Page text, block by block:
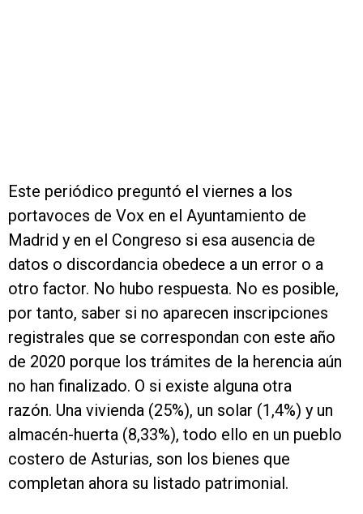
Este periódico preguntó el viernes a los
portavoces de Vox en el Ayuntamiento de
Madrid y en el Congreso si esa ausencia de
datos o discordancia obedece a un error o a
otro factor. No hubo respuesta. No es posible,
por tanto, saber si no aparecen inscripciones
registrales que se correspondan con este año
de 2020 porque los trámites de la herencia aún
no han finalizado. O si existe alguna otra
razón. Una vivienda (25%), un solar (1,4%) y un
almacén-huerta (8,33%), todo ello en un pueblo
costero de Asturias, son los bienes que
completan ahora su listado patrimonial.